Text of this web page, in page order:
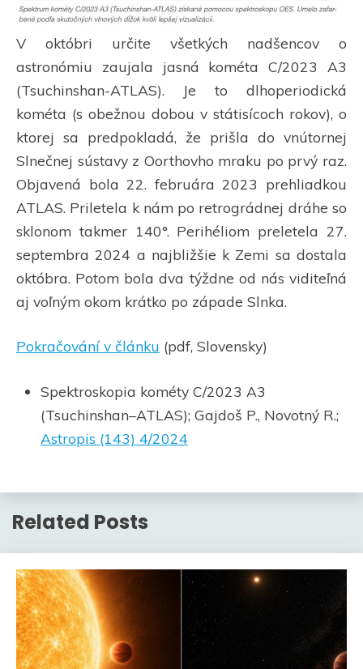
V októbri určite všetkých nadšencov o
astronómiu zaujala jasná kométa C/2023 A3
(Tsuchinshan-ATLAS). Je to dlhoperiodická
kométa (s obežnou dobou v státisícoch rokov), o
ktorej sa predpokladá, že prišla do vnútornej
Slnečnej sústavy z Oorthovho mraku po prvý raz.
Objavená bola 22. februára 2023 prehliadkou
ATLAS. Priletela k nám po retrográdnej dráhe so
sklonom takmer 140°. Perihéliom preletela 27.
septembra 2024 a najbližšie k Zemi sa dostala
októbra. Potom bola dva týždne od nás viditeľná
aj voľným okom krátko po západe Slnka.
Pokračování v článku (pdf, Slovensky)
Spektroskopia kométy C/2023 A3
(Tsuchinshan–ATLAS); Gajdoš P., Novotný R.;
Astropis (143) 4/2024
Related Posts